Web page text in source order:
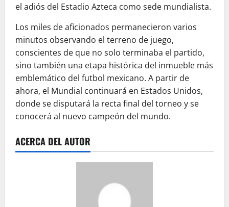
el adiós del Estadio Azteca como sede mundialista.
Los miles de aficionados permanecieron varios
minutos observando el terreno de juego,
conscientes de que no solo terminaba el partido,
sino también una etapa histórica del inmueble más
emblemático del futbol mexicano. A partir de
ahora, el Mundial continuará en Estados Unidos,
donde se disputará la recta final del torneo y se
conocerá al nuevo campeón del mundo.
ACERCA DEL AUTOR